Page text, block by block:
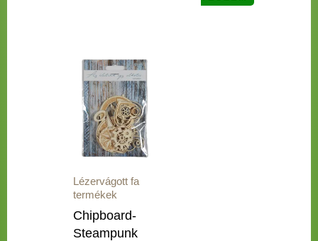
Lézervágott fa
termékek
Chipboard-
Steampunk